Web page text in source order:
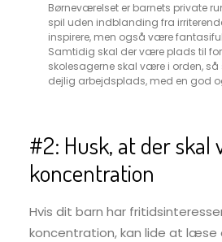
Børneværelset er barnets private
spil uden indblanding fra
inspirere, men også være
Samtidig skal der være plads til
skolesagerne skal være i orden, så
dejlig arbejdsplads, med en god
#2: Husk, at der
koncentration
Hvis dit barn har
koncentration, kan lide at læse